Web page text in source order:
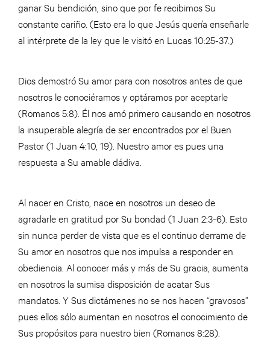
ganar Su bendición, sino que por fe recibimos Su
constante cariño. (Esto era lo que Jesús quería enseñarle
al intérprete de la ley que le visitó en Lucas 10:25-37.)
Dios demostró Su amor para con nosotros antes de que
nosotros le conociéramos y optáramos por aceptarle
(Romanos 5:8). Él nos amó primero causando en nosotros
la insuperable alegría de ser encontrados por el Buen
Pastor (1 Juan 4:10, 19). Nuestro amor es pues una
respuesta a Su amable dádiva.
Al nacer en Cristo, nace en nosotros un deseo de
agradarle en gratitud por Su bondad (1 Juan 2:3-6). Esto
sin nunca perder de vista que es el continuo derrame de
Su amor en nosotros que nos impulsa a responder en
obediencia. Al conocer más y más de Su gracia, aumenta
en nosotros la sumisa disposición de acatar Sus
mandatos. Y Sus dictámenes no se nos hacen “gravosos”
pues ellos sólo aumentan en nosotros el conocimiento de
Sus propósitos para nuestro bien (Romanos 8:28).